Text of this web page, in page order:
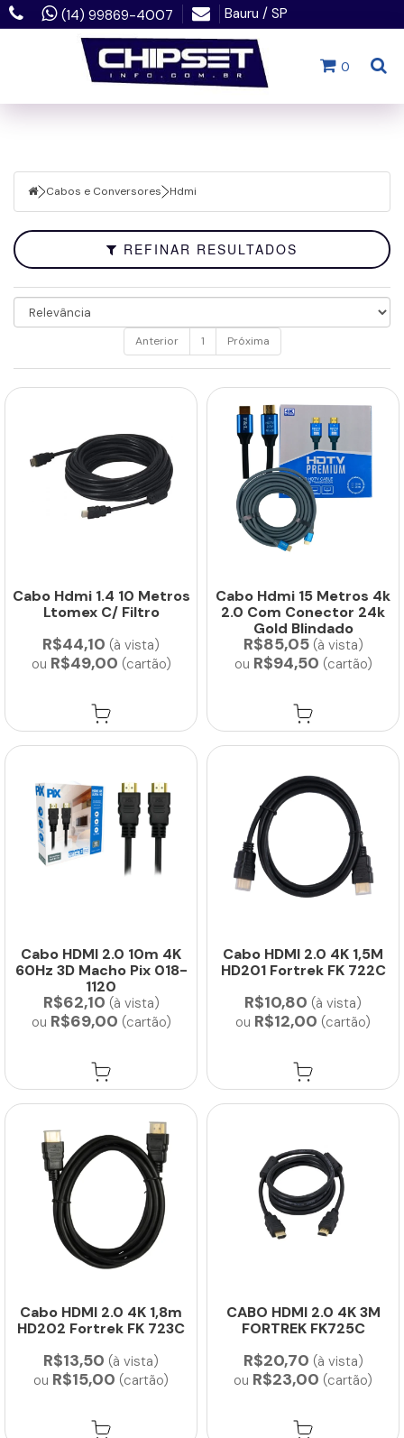
(14) 99869-4007 Bauru / SP
0
Cabos e Conversores Hdmi
REFINAR RESULTADOS
Marcas
Preço
Anterior 1 Próxima
Cabo Hdmi 1.4 10 Metros
Ltomex C/ Filtro
R$44,10 (à vista)
ou R$49,00 (cartão)
Cabo Hdmi 15 Metros 4k
2.0 Com Conector 24k
Gold Blindado
R$85,05(à vista)
ou R$94,50 (cartão)
Cabo HDMI 2.0 10m 4K
60Hz 3D Macho Pix 018-
1120
R$62,10 (à vista)
ou R$69,00 (cartão)
Cabo HDMI 2.0 4K 1,5M
HD201 Fortrek FK 722C
R$10,80 (à vista)
ou R$12,00 (cartão)
Cabo HDMI 2.0 4K 1,8m
HD202 Fortrek FK 723C
R$13,50 (à vista)
ou R$15,00 (cartão)
CABO HDMI 2.0 4K 3M
FORTREK FK725C
R$20,70 (à vista)
ou R$23,00 (cartão)